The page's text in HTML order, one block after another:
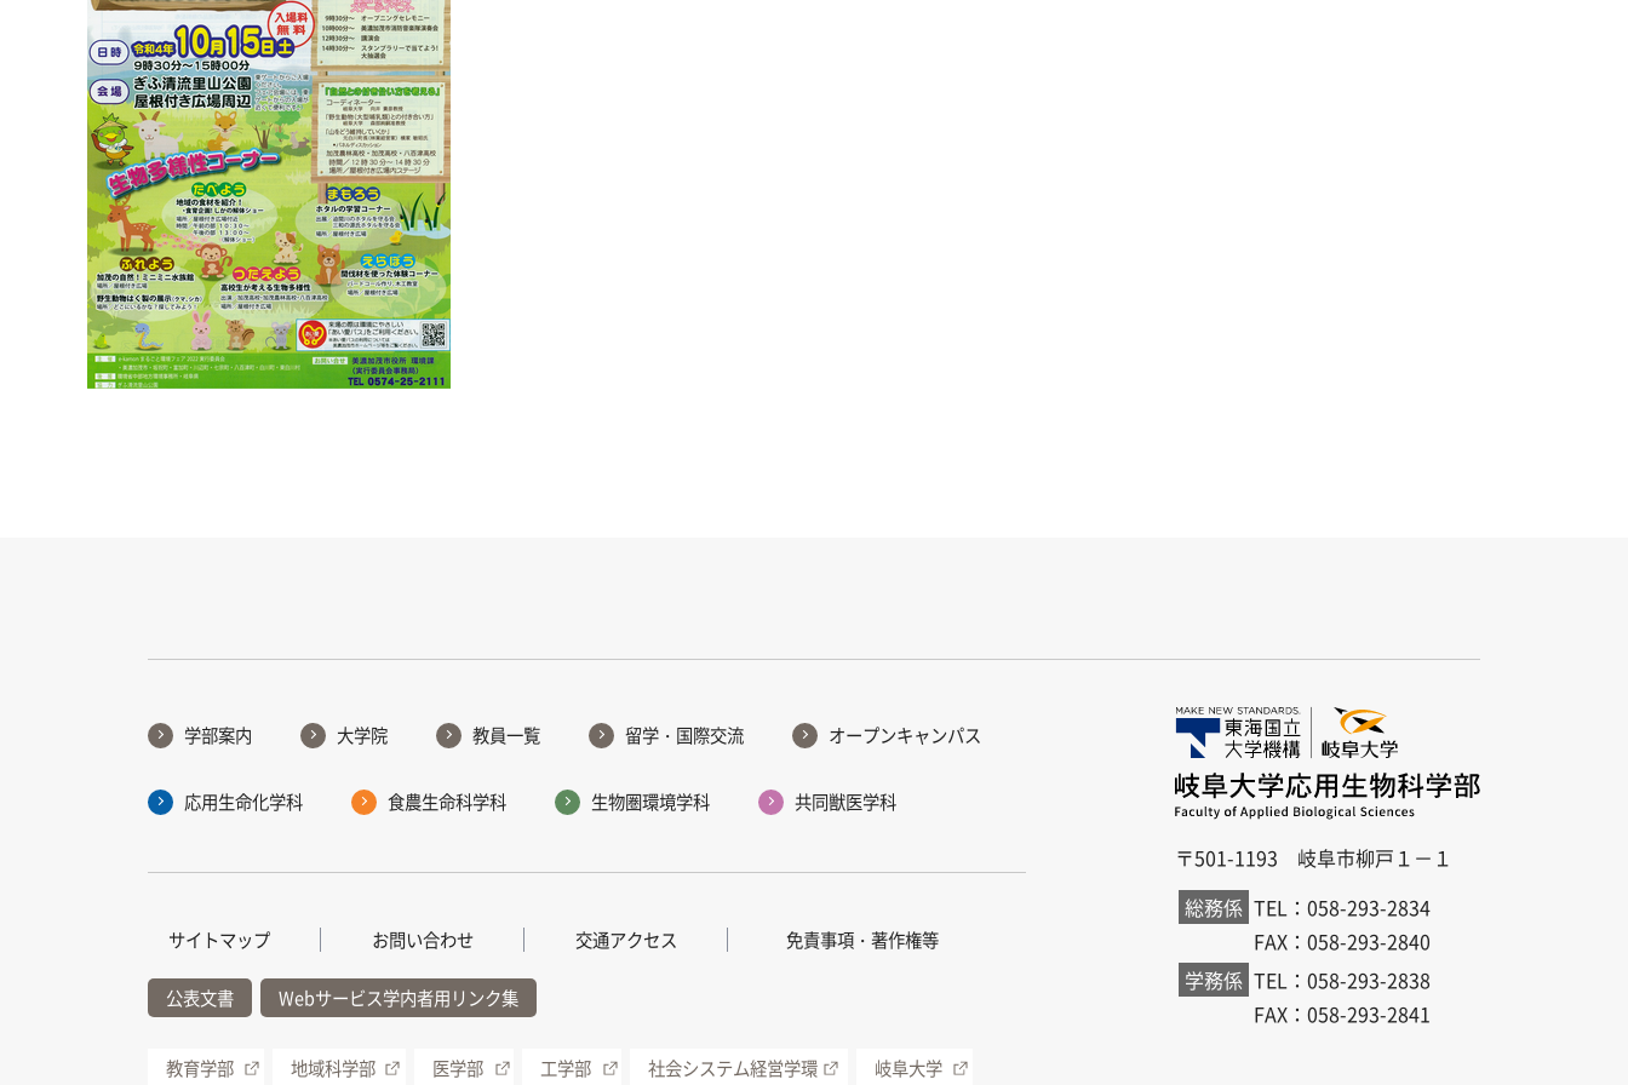
学部案内 大学院 教員一覧 留学・国際交流 オープンキャンパス
応用生命化学科 食農生命科学科 生物圏環境学科 共同獣医学科
サイトマップ お問い合わせ 交通アクセス 免責事項・著作権等
公表文書 Webサービス学内者用リンク集
教育学部 地域科学部 医学部 工学部 社会システム経営学環 岐阜大学
〒501-1193 岐阜市柳戸１－１
総務係 TEL：058-293-2834
FAX：058-293-2840
学務係 TEL：058-293-2838
FAX：058-293-2841